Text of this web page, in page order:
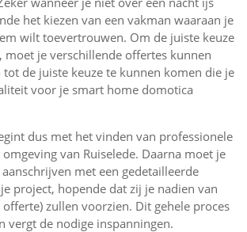
het kiezen van een vakman waaraan je
wilt toevertrouwen. Om de juiste keuze
moet je verschillende offertes kunnen
de juiste keuze te kunnen komen die je
voor je smart home domotica
dus met het vinden van professionele
van Ruiselede. Daarna moet je
met een gedetailleerde
project, hopende dat zij je nadien van
zullen voorzien. Dit gehele proces
vergt de nodige inspanningen.